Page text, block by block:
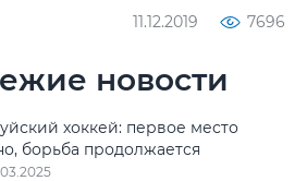
11.12.2019 7696
новости
хоккей: первое место
борьба продолжается